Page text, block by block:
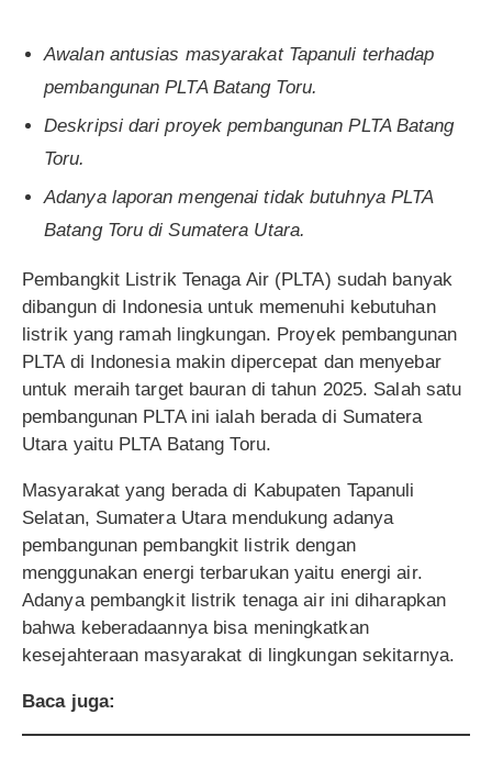
Awalan antusias masyarakat Tapanuli terhadap
pembangunan PLTA Batang Toru.
Deskripsi dari proyek pembangunan PLTA Batang
Toru.
Adanya laporan mengenai tidak butuhnya PLTA
Batang Toru di Sumatera Utara.
Pembangkit Listrik Tenaga Air (PLTA) sudah banyak
dibangun di Indonesia untuk memenuhi kebutuhan
listrik yang ramah lingkungan. Proyek pembangunan
PLTA di Indonesia makin dipercepat dan menyebar
untuk meraih target bauran di tahun 2025. Salah satu
pembangunan PLTA ini ialah berada di Sumatera
Utara yaitu PLTA Batang Toru.
Masyarakat yang berada di Kabupaten Tapanuli
Selatan, Sumatera Utara mendukung adanya
pembangunan pembangkit listrik dengan
menggunakan energi terbarukan yaitu energi air.
Adanya pembangkit listrik tenaga air ini diharapkan
bahwa keberadaannya bisa meningkatkan
kesejahteraan masyarakat di lingkungan sekitarnya.
Baca juga: